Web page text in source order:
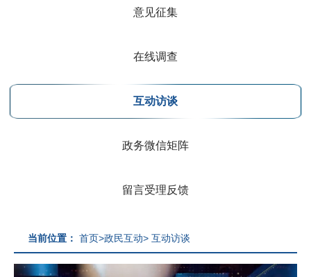
意见征集
在线调查
互动访谈
政务微信矩阵
留言受理反馈
当前位置： 首页>政民互动> 互动访谈